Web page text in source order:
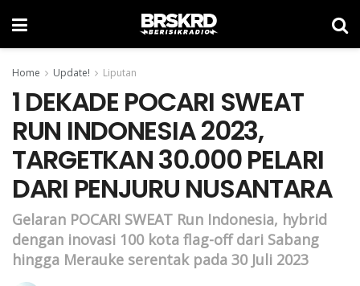
Home Update! Liputan
1 DEKADE POCARI SWEAT
RUN INDONESIA 2023,
TARGETKAN 30.000 PELARI
DARI PENJURU NUSANTARA
Gelaran POCARI SWEAT Run Indonesia, hybrid
dengan inovasi 100 kota flag-off dari Sabang
hingga Merauke serentak pada 30 Juli 2023